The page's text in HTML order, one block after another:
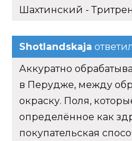
Шахтинский -
Shotlandskaja
Аккуратно
в Перудже, между
окраску. Поля,
определённое как
покупательская